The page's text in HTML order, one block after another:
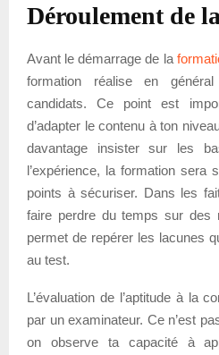
Déroulement de
Avant le démarrage de la
formation réalise en
candidats. Ce point est
d’adapter le contenu à ton
davantage insister sur les
l’expérience, la formation sera
points à sécuriser. Dans les
faire perdre du temps sur des
permet de repérer les lacunes
au test.
L’évaluation de l’aptitude à la
par un examinateur. Ce n’est
on observe ta capacité à